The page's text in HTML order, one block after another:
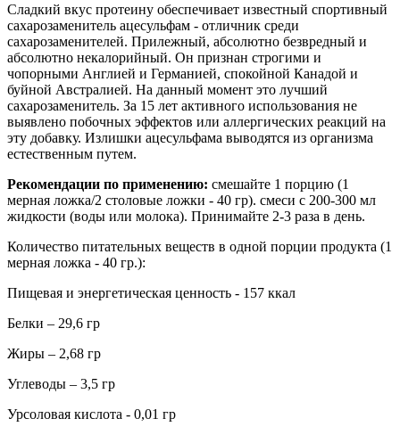
Сладкий вкус протеину обеспечивает известный спортивный
сахарозаменитель ацесульфам - отличник среди
сахарозаменителей. Прилежный, абсолютно безвредный и
абсолютно некалорийный. Он признан строгими и
чопорными Англией и Германией, спокойной Канадой и
буйной Австралией. На данный момент это лучший
сахарозаменитель. За 15 лет активного использования не
выявлено побочных эффектов или аллергических реакций на
эту добавку. Излишки ацесульфама выводятся из организма
естественным путем.
Рекомендации по применению: смешайте 1 порцию (1
мерная ложка/2 столовые ложки - 40 гр). смеси с 200-300 мл
жидкости (воды или молока). Принимайте 2-3 раза в день.
Количество питательных веществ в одной порции продукта (1
мерная ложка - 40 гр.):
Пищевая и энергетическая ценность - 157 ккал
Белки – 29,6 гр
Жиры – 2,68 гр
Углеводы – 3,5 гр
Урсоловая кислота - 0,01 гр